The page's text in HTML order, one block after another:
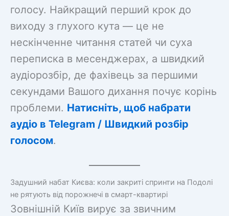
голосу. Найкращий перший крок до
виходу з глухого кута — це не
нескінченне читання статей чи суха
переписка в месенджерах, а швидкий
аудіорозбір, де фахівець за першими
секундами Вашого дихання почує корінь
проблеми. Натисніть, щоб набрати
аудіо в Telegram / Швидкий розбір
голосом.
Задушний набат Києва: коли закриті спринти на Подолі
не рятують від порожнечі в смарт-квартирі
Зовнішній Київ вирує за звичним